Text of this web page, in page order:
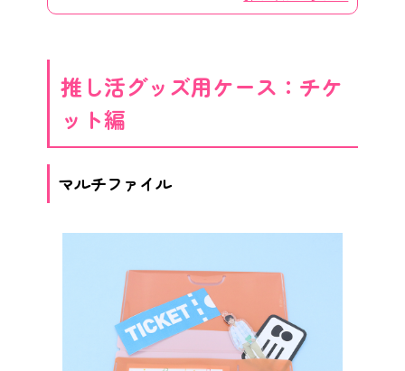
推し活グッズ用ケース：チケ
ット編
マルチファイル